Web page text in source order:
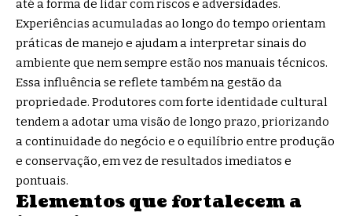
até a forma de lidar com riscos e adversidades.
Experiências acumuladas ao longo do tempo orientam
práticas de manejo e ajudam a interpretar sinais do
ambiente que nem sempre estão nos manuais técnicos.
Essa influência se reflete também na gestão da
propriedade. Produtores com forte identidade cultural
tendem a adotar uma visão de longo prazo, priorizando
a continuidade do negócio e o equilíbrio entre produção
e conservação, em vez de resultados imediatos e
pontuais.
Elementos que fortalecem a